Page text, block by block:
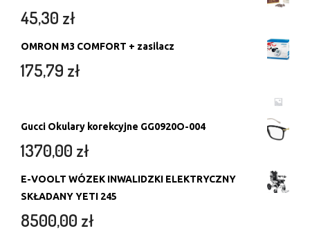
45,30 zł
OMRON M3 COMFORT + zasilacz
175,79 zł
Gucci Okulary korekcyjne GG0920O-004
1370,00 zł
E-VOOLT WÓZEK INWALIDZKI ELEKTRYCZNY
SKŁADANY YETI 245
8500,00 zł